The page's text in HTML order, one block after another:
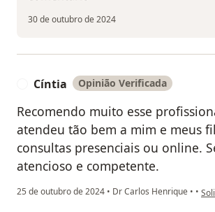
30 de outubro de 2024
Cíntia Opinião Verificada
Recomendo muito esse
atendeu tão bem a mim e meus
consultas presenciais ou online.
atencioso e competente.
25 de outubro de 2024 • Dr Carlos Henrique • • na